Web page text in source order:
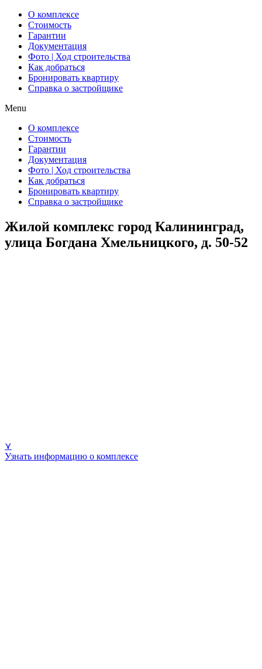
О комплексе
Стоимость
Гарантии
Документация
Фото | Ход строительства
Как добраться
Бронировать квартиру
Справка о застройщике
Menu
О комплексе
Стоимость
Гарантии
Документация
Фото | Ход строительства
Как добраться
Бронировать квартиру
Справка о застройщике
Жилой комплекс город Калининград,
улица Богдана Хмельницкого, д. 50-52
⋎
Узнать информацию о комплексе